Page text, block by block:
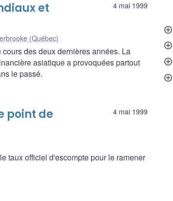
4 mai 1999
et
(Québec)
des deux dernières années. La
asiatique a provoquées partout
le passé.
4 mai 1999
point de
taux officiel d'escompte pour le ramener